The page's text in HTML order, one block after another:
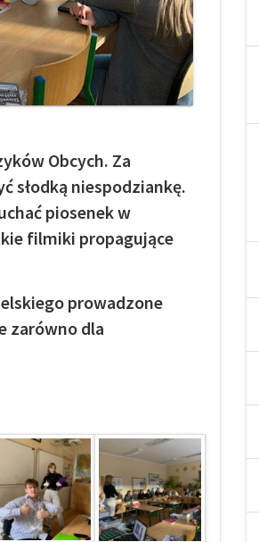
Obcych. Za
słodką niespodziankę.
piosenek w
filmiki propagujące
prowadzone
zarówno dla